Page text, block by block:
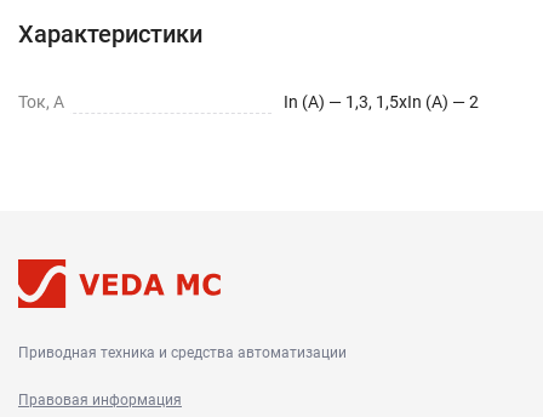
Характеристики
Ток, А In (A) — 1,3, 1,5xIn (A) — 2
Приводная техника и средства автоматизации
Правовая информация